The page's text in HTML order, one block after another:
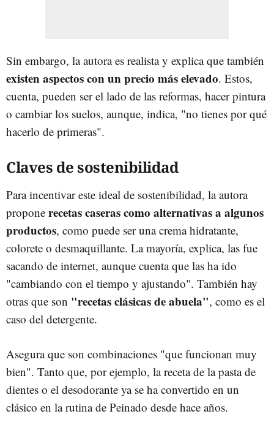
Sin embargo, la autora es realista y explica que también
existen aspectos con un precio más elevado. Estos,
cuenta, pueden ser el lado de las reformas, hacer pintura
o cambiar los suelos, aunque, indica, "no tienes por qué
hacerlo de primeras".
Claves de sostenibilidad
Para incentivar este ideal de sostenibilidad, la autora
propone recetas caseras como alternativas a algunos
productos, como puede ser una crema hidratante,
colorete o desmaquillante. La mayoría, explica, las fue
sacando de internet, aunque cuenta que las ha ido
"cambiando con el tiempo y ajustando". También hay
otras que son "recetas clásicas de abuela", como es el
caso del detergente.
Asegura que son combinaciones "que funcionan muy
bien". Tanto que, por ejemplo, la receta de la pasta de
dientes o el desodorante ya se ha convertido en un
clásico en la rutina de Peinado desde hace años.